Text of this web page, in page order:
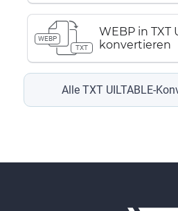
WEBP
TXT
WEBP in TXT
konvertieren
Alle TXT UILTABLE-